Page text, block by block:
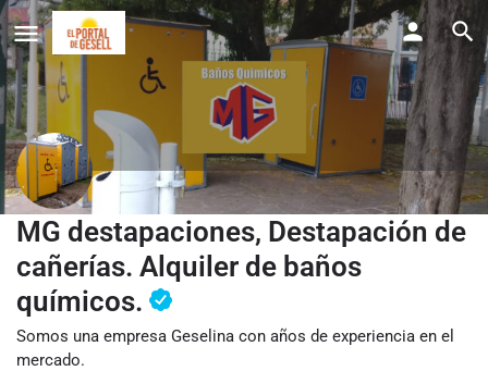
MG destapaciones, Destapación de
cañerías. Alquiler de baños
químicos.
Somos una empresa Geselina con años de experiencia en el
mercado.